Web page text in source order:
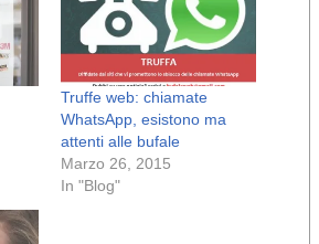
Truffe web: chiamate
WhatsApp, esistono ma
attenti alle bufale
Marzo 26, 2015
In "Blog"